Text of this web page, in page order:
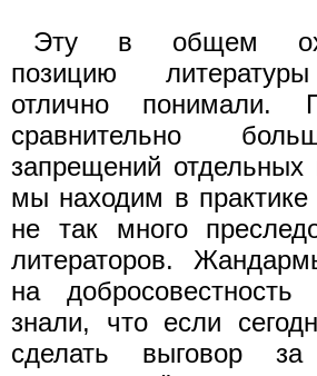
Эту в общем
позицию
отлично понимали.
сравнительно
запрещений отдельных
мы находим в
не так много
литераторов.
на
знали, что если
сделать выговор